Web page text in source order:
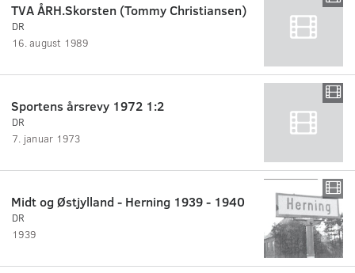
TVA ÅRH.Skorsten (Tommy Christiansen)
DR
16. august 1989
Sportens årsrevy 1972 1:2
DR
7. januar 1973
Midt og Østjylland - Herning 1939 - 1940
DR
1939